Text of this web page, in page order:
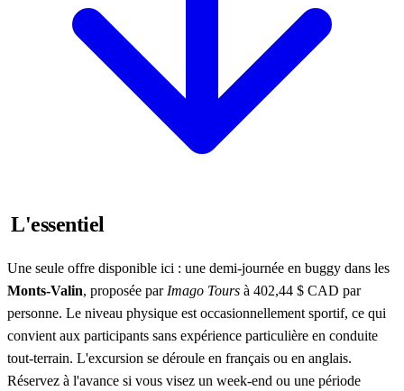
L'essentiel
Une seule offre disponible ici : une demi-journée en buggy dans les
Monts-Valin, proposée par Imago Tours à 402,44 $ CAD par
personne. Le niveau physique est occasionnellement sportif, ce qui
convient aux participants sans expérience particulière en conduite
tout-terrain. L'excursion se déroule en français ou en anglais.
Réservez à l'avance si vous visez un week-end ou une période